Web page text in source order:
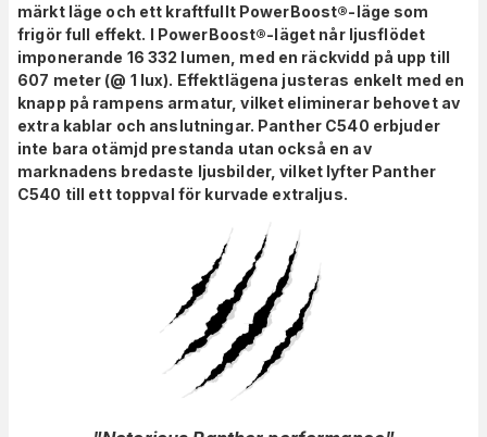
märkt läge och ett kraftfullt PowerBoost®-läge som
frigör full effekt. I PowerBoost®-läget når ljusflödet
imponerande 16 332 lumen, med en räckvidd på upp till
607 meter (@ 1 lux). Effektlägena justeras enkelt med en
knapp på rampens armatur, vilket eliminerar behovet av
extra kablar och anslutningar. Panther C540 erbjuder
inte bara otämjd prestanda utan också en av
marknadens bredaste ljusbilder, vilket lyfter Panther
C540 till ett toppval för kurvade extraljus.